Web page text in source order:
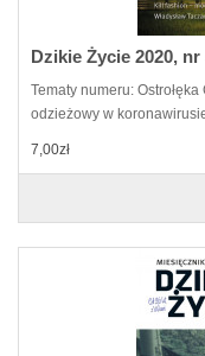
Dzikie Życie 2020,
Tematy numeru:
odzieżowy w
7,00zł